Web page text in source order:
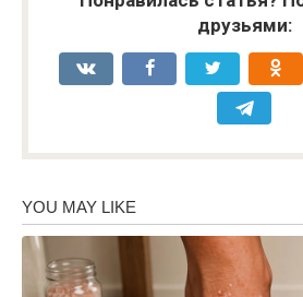
друзьями: